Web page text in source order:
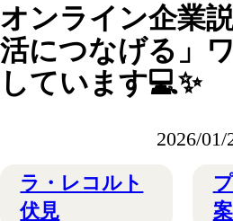
オンライン企業
活につなげる」
しています💻✨
2026/01/
ラ・レコルト
伏見